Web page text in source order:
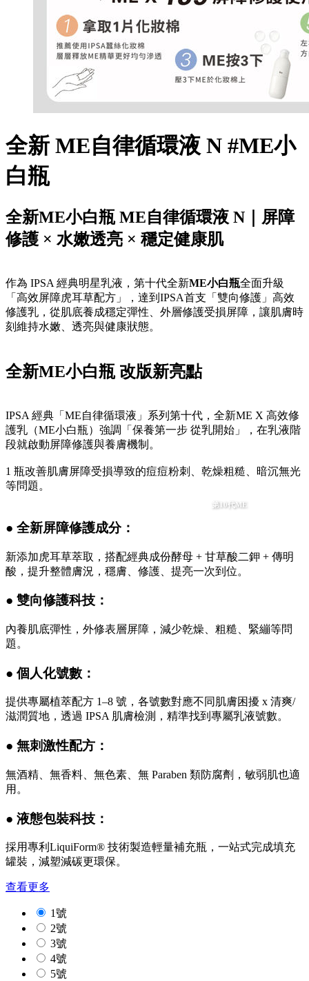
全新 ME自律循環液 N #ME小
白瓶
全新ME小白瓶 ME自律循環液 N｜屏障
修護 × 水嫩透亮 × 穩定健康肌
作為 IPSA 經典明星乳液，第十代全新ME小白瓶全面升級
「高效屏障虎耳草配方」，達到IPSA首支「雙向修護」高效
修護乳，從肌底養成穩定彈性、外層修護受損屏障，讓肌膚時
刻維持水嫩、透亮與健康狀態。
全新ME小白瓶 改版新亮點
IPSA 經典「ME自律循環液」系列第十代，全新ME X 高效修
護乳（ME小白瓶）強調「保養第一步 從乳開始」，在乳液階
段就啟動屏障修護與養膚機制。
1 瓶改善肌膚屏障受損導致的痘痘粉刺、乾燥粗糙、暗沉無光
等問題。
● 全新屏障修護成分：
新添加虎耳草萃取，搭配經典成份酵母 + 甘草酸二鉀 + 傳明
酸，提升整體膚況，穩膚、修護、提亮一次到位。
● 雙向修護科技：
內養肌底彈性，外修表層屏障，減少乾燥、粗糙、緊繃等問
題。
● 個人化號數：
提供專屬植萃配方 1–8 號，各號數對應不同肌膚困擾 x 清爽/
滋潤質地，透過 IPSA 肌膚檢測，精準找到專屬乳液號數。
● 無刺激性配方：
無酒精、無香料、無色素、無 Paraben 類防腐劑，敏弱肌也適
用。
● 液態包裝科技：
採用專利LiquiForm® 技術製造輕量補充瓶，一站式完成填充
罐裝，減塑減碳更環保。
查看更多
1號
2號
3號
4號
5號
第10代ME